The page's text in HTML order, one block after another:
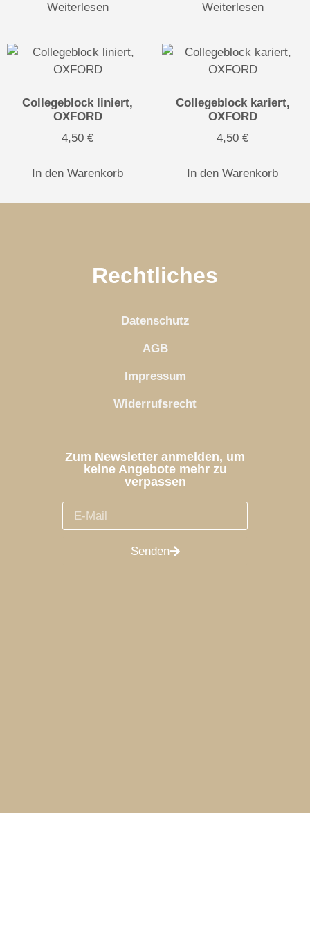
Weiterlesen Weiterlesen
Collegeblock liniert,
OXFORD
4,50 €
In den Warenkorb
Collegeblock kariert,
OXFORD
4,50 €
In den Warenkorb
Rechtliches
Datenschutz
AGB
Impressum
Widerrufsrecht
Zum Newsletter anmelden, um
keine Angebote mehr zu
verpassen
Senden